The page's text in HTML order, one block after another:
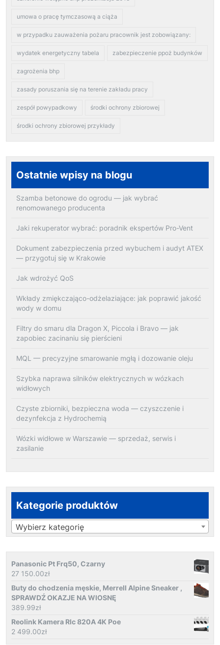
umowa o pracę tymczasową a ciąża
w przypadku zauważenia pożaru pracownik jest zobowiązany:
wydatek energetyczny tabela zabezpieczenie ppoż budynków
zagrożenia bhp
zasady poruszania się na terenie zakładu pracy
zespół powypadkowy środki ochrony zbiorowej
środki ochrony zbiorowej przykłady
Ostatnie wpisy na blogu
Szamba betonowe do ogrodu — jak wybrać
renomowanego producenta
Jaki rekuperator wybrać: poradnik ekspertów Pro-Vent
Dokument zabezpieczenia przed wybuchem i audyt ATEX
— przygotuj się w Krakowie
Jak wdrożyć QoS
Wkłady zmiękczająco-odżelaziające: jak poprawić jakość
wody w domu
Filtry do smaru dla Dragon X, Piccola i Bravo — jak
zapobiec zacinaniu się pierścieni
MQL — precyzyjne smarowanie mgłą i dozowanie oleju
Szybka naprawa silników elektrycznych w wózkach
widłowych
Czyste zbiorniki, bezpieczna woda — czyszczenie i
dezynfekcja z Hydrochemią
Wózki widłowe w Warszawie — sprzedaż, serwis i
zasilanie
Kategorie produktów
Wybierz kategorię
Panasonic Pt Frq50, Czarny
27 150.00zł
Buty do chodzenia męskie, Merrell Alpine Sneaker ,
SPRAWDŹ OKAZJE NA WIOSNĘ
389.99zł
Reolink Kamera Rlc 820A 4K Poe
2 499.00zł